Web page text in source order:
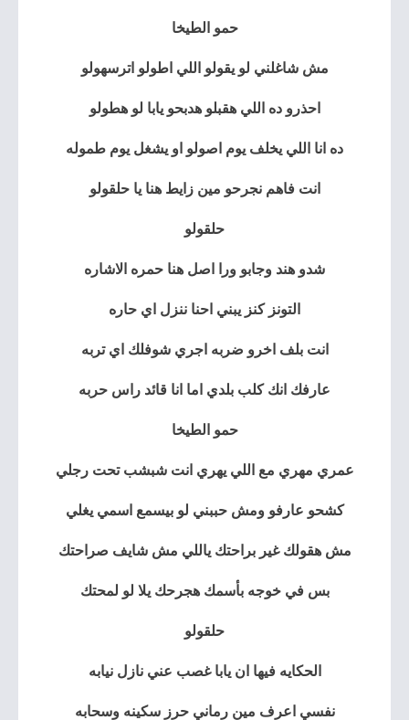
حمو الطيخا
مش شاغلني لو يقولو اللي اطولو اترسهولو
احذرو ده اللي هقبلو هدبحو يابا لو هطولو
ده انا اللي يخلف يوم اصولو او يشغل يوم طموله
انت فاهم نجرحو مين زايط هنا يا حلقولو
حلقولو
شدو هند وجابو ورا اصل هنا حمره الاشاره
التونز كنز يبني احنا ننزل اي حاره
انت بلف اخرو ضربه اجري شوفلك اي تربه
عارفك انك كلب بلدي اما انا قائد راس حربه
حمو الطيخا
عمري مهري مع اللي يهري انت شبشب تحت رجلي
كشحو عارفو ومش حببني لو بيسمع اسمي يغلي
مش هقولك غير براحتك ياللي مش شايف صراحتك
بس في خوجه بأسمك هجرحك يلا لو لمحتك
حلقولو
الحكايه فيها ان يابا غصب عني نازل نيابه
نفسي اعرف مين رماني حرز سكينه وسحابه